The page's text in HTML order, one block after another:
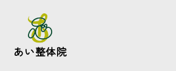
あい整体院